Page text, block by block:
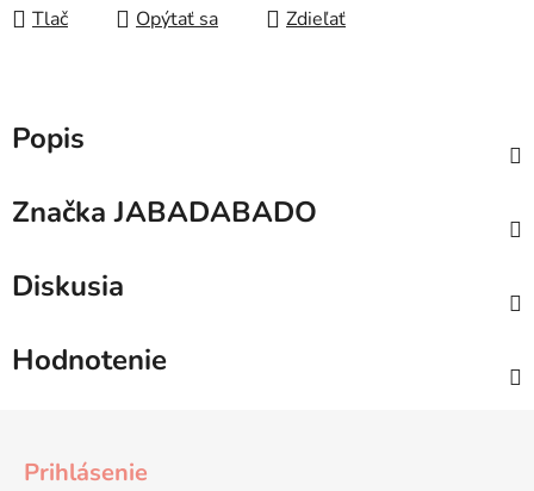
Tlač Opýtať sa Zdieľať
Popis
Značka JABADABADO
Diskusia
Hodnotenie
Prihlásenie